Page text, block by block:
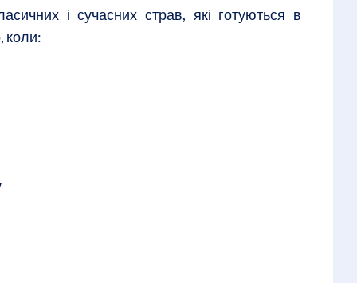
і сучасних страв, які готуються в
коли: